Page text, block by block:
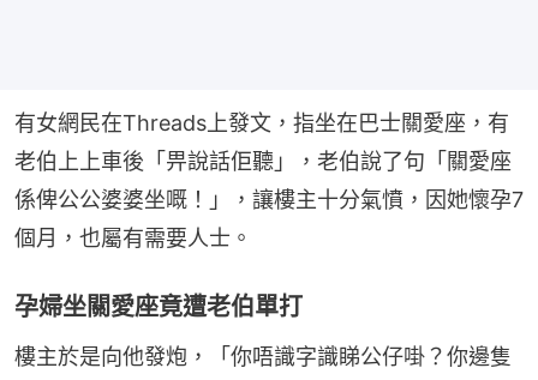
有女網民在Threads上發文，指坐在巴士關愛座，有
老伯上上車後「畀說話佢聽」，老伯說了句「關愛座
係俾公公婆婆坐嘅！」，讓樓主十分氣憤，因她懷孕7
個月，也屬有需要人士。
孕婦坐關愛座竟遭老伯單打
樓主於是向他發炮，「你唔識字識睇公仔啩？你邊隻